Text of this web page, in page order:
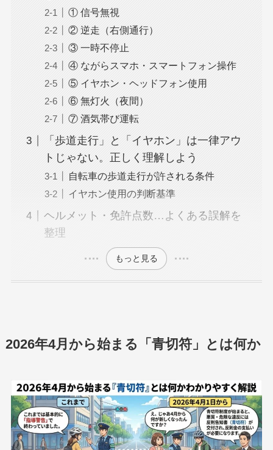
① 信号無視
② 逆走（右側通行）
③ 一時不停止
④ ながらスマホ・スマートフォン操作
⑤ イヤホン・ヘッドフォン使用
⑥ 無灯火（夜間）
⑦ 酒気帯び運転
「歩道走行」と「イヤホン」は一律アウ
トじゃない。正しく理解しよう
自転車の歩道走行が許される条件
イヤホン使用の判断基準
ヘルメット・免許点数…よくある誤解を
整理
もっと見る
2026年4月から始まる「青切符」とは何か